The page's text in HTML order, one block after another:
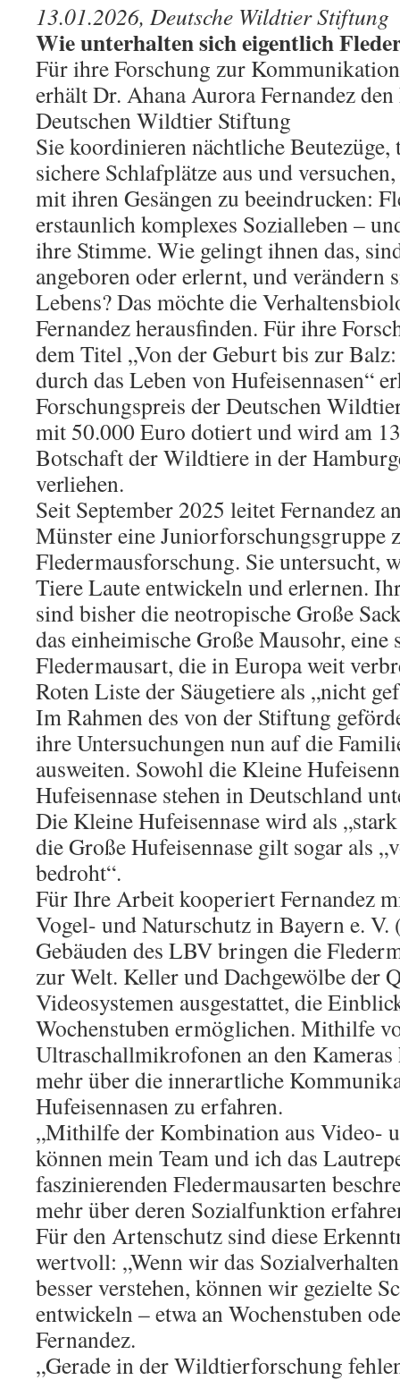
13.01.2026, Deutsche Wildtier Stiftung
Wie unterhalten sich eigentlich
Für ihre Forschung zur
erhält Dr. Ahana Aurora Fernandez
Deutschen Wildtier Stiftung
Sie koordinieren nächtliche Beutezüge,
sichere Schlafplätze aus und
mit ihren Gesängen zu beeindrucken:
erstaunlich komplexes Sozialleben –
ihre Stimme. Wie gelingt ihnen das,
angeboren oder erlernt, und verändern
Lebens? Das möchte die
Fernandez herausfinden. Für ihre
dem Titel „Von der Geburt bis zur
durch das Leben von Hufeisennasen“
Forschungspreis der Deutschen
mit 50.000 Euro dotiert und wird am
Botschaft der Wildtiere in der
verliehen.
Seit September 2025 leitet Fernandez
Münster eine Juniorforschungsgruppe
Fledermausforschung. Sie untersucht,
Tiere Laute entwickeln und erlernen.
sind bisher die neotropische Große
das einheimische Große Mausohr, eine
Fledermausart, die in Europa weit
Roten Liste der Säugetiere als „nicht
Im Rahmen des von der Stiftung
ihre Untersuchungen nun auf die
ausweiten. Sowohl die Kleine
Hufeisennase stehen in Deutschland
Die Kleine Hufeisennase wird als
die Große Hufeisennase gilt sogar als
bedroht“.
Für Ihre Arbeit kooperiert Fernandez
Vogel- und Naturschutz in Bayern e.
Gebäuden des LBV bringen die
zur Welt. Keller und Dachgewölbe der
Videosystemen ausgestattet, die
Wochenstuben ermöglichen. Mithilfe
Ultraschallmikrofonen an den
mehr über die innerartliche
Hufeisennasen zu erfahren.
„Mithilfe der Kombination aus Video-
können mein Team und ich das
faszinierenden Fledermausarten
mehr über deren Sozialfunktion
Für den Artenschutz sind diese
wertvoll: „Wenn wir das
besser verstehen, können wir gezielte
entwickeln – etwa an Wochenstuben
Fernandez.
„Gerade in der Wildtierforschung